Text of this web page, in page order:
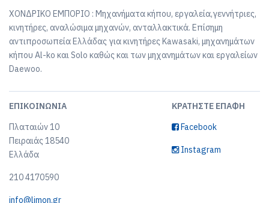
ΧΟΝΔΡΙΚΟ ΕΜΠΟΡΙΟ : Μηχανήματα κήπου, εργαλεία,γεννήτριες,
κινητήρες, αναλώσιμα μηχανών, ανταλλακτικά. Επίσημη
αντιπροσωπεία Ελλάδας για κινητήρες Kawasaki, μηχανημάτων
κήπου Al-ko και Solo καθώς και των μηχανημάτων και εργαλείων
Daewoo.
ΕΠΙΚΟΙΝΩΝΊΑ
Πλαταιών 10
Πειραιάς 18540
Ελλάδα
210 4170590
info@limon.gr
ΚΡΑΤΉΣΤΕ ΕΠΑΦΉ
Facebook
Instagram